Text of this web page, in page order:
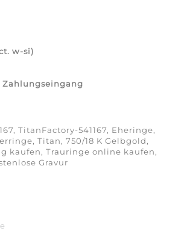
w-si)
Zahlungseingang
TitanFactory-541167, Eheringe,
Titan, 750/18 K Gelbgold,
kaufen, Trauringe online kaufen,
Gravur